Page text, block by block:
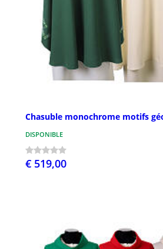
Chasuble monochrome motifs
DISPONIBLE
€ 519,00